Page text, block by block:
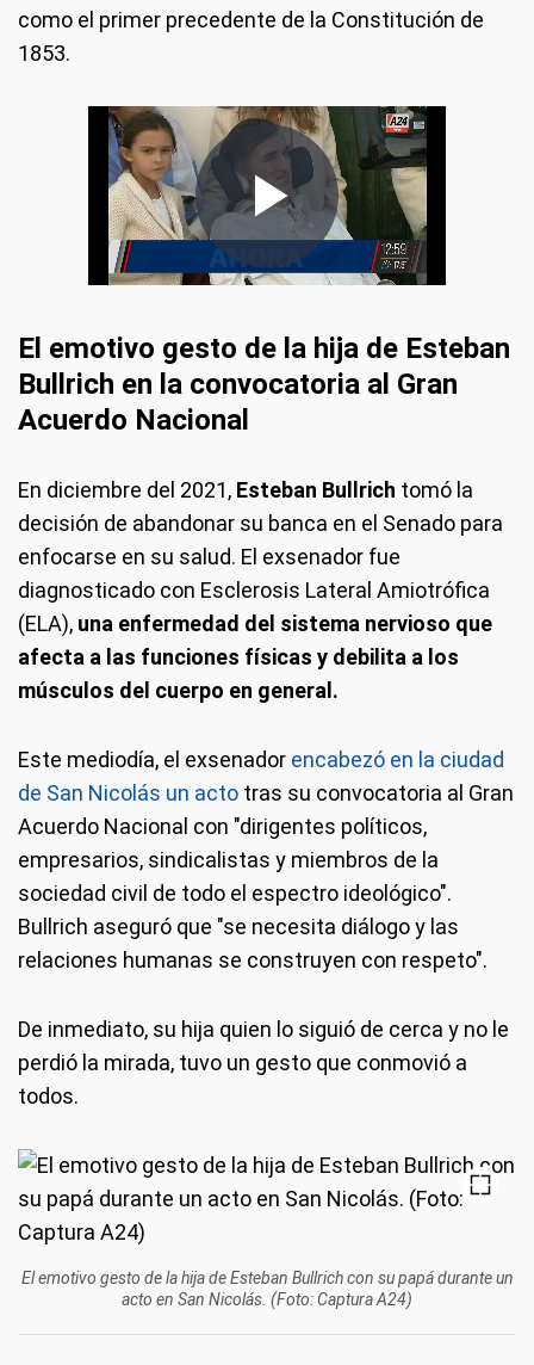
como el primer precedente de la Constitución de
1853.
El emotivo gesto de la hija de Esteban
Bullrich en la convocatoria al Gran
Acuerdo Nacional
En diciembre del 2021, Esteban Bullrich tomó la
decisión de abandonar su banca en el Senado para
enfocarse en su salud. El exsenador fue
diagnosticado con Esclerosis Lateral Amiotrófica
(ELA), una enfermedad del sistema nervioso que
afecta a las funciones físicas y debilita a los
músculos del cuerpo en general.
Este mediodía, el exsenador encabezó en la ciudad
de San Nicolás un acto tras su convocatoria al Gran
Acuerdo Nacional con "dirigentes políticos,
empresarios, sindicalistas y miembros de la
sociedad civil de todo el espectro ideológico".
Bullrich aseguró que "se necesita diálogo y las
relaciones humanas se construyen con respeto".
De inmediato, su hija quien lo siguió de cerca y no le
perdió la mirada, tuvo un gesto que conmovió a
todos.
El emotivo gesto de la hija de Esteban Bullrich con su papá durante un
acto en San Nicolás. (Foto: Captura A24)